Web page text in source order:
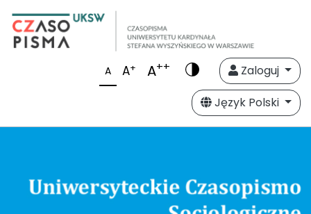
A A+ A++
Zaloguj
Język Polski